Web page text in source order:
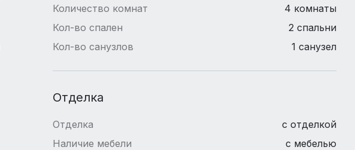
Количество комнат
4 комнаты
Кол-во спален
2 спальни
Кол-во санузлов
1 санузел
Отделка
Отделка
с отделкой
Наличие мебели
с мебелью